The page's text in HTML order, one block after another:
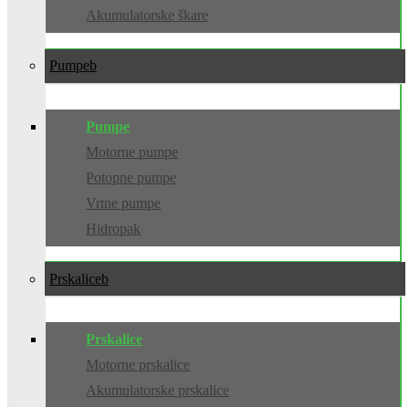
Akumulatorske škare
Pumpe
Pumpe
Motorne pumpe
Potopne pumpe
Vrtne pumpe
Hidropak
Prskalice
Prskalice
Motorne prskalice
Akumulatorske prskalice